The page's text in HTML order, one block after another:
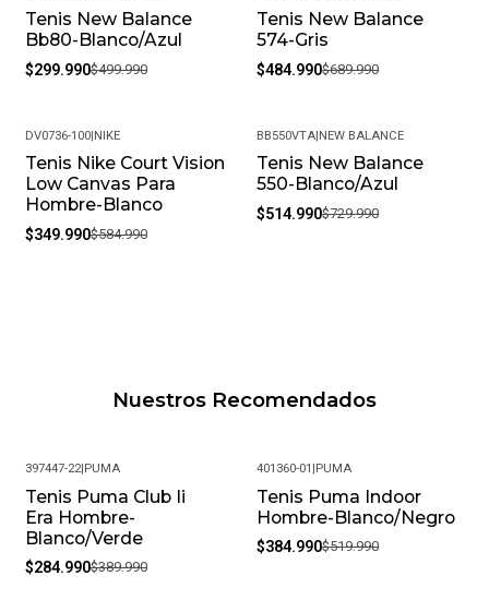
-40%
Tenis New Balance
Bb80-Blanco/Azul
$299.990$499.990
-30%
Tenis New Balance
574-Gris
$484.990$689.990
-40%
DV0736-100|NIKE
Tenis Nike Court Vision
Low Canvas Para
Hombre-Blanco
$349.990$584.990
-29%
BB550VTA|NEW BALANCE
Tenis New Balance
550-Blanco/Azul
$514.990$729.990
Nuestros Recomendados
-27%
397447-22|PUMA
Tenis Puma Club Ii
Era Hombre-
Blanco/Verde
$284.990$389.990
-26%
401360-01 |PUMA
Tenis Puma Indoor
Hombre-Blanco/Negro
$384.990$519.990